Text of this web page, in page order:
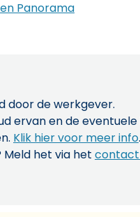
Panorama
door de werkgever.
ervan en de
Klik hier voor meer info.
het via het